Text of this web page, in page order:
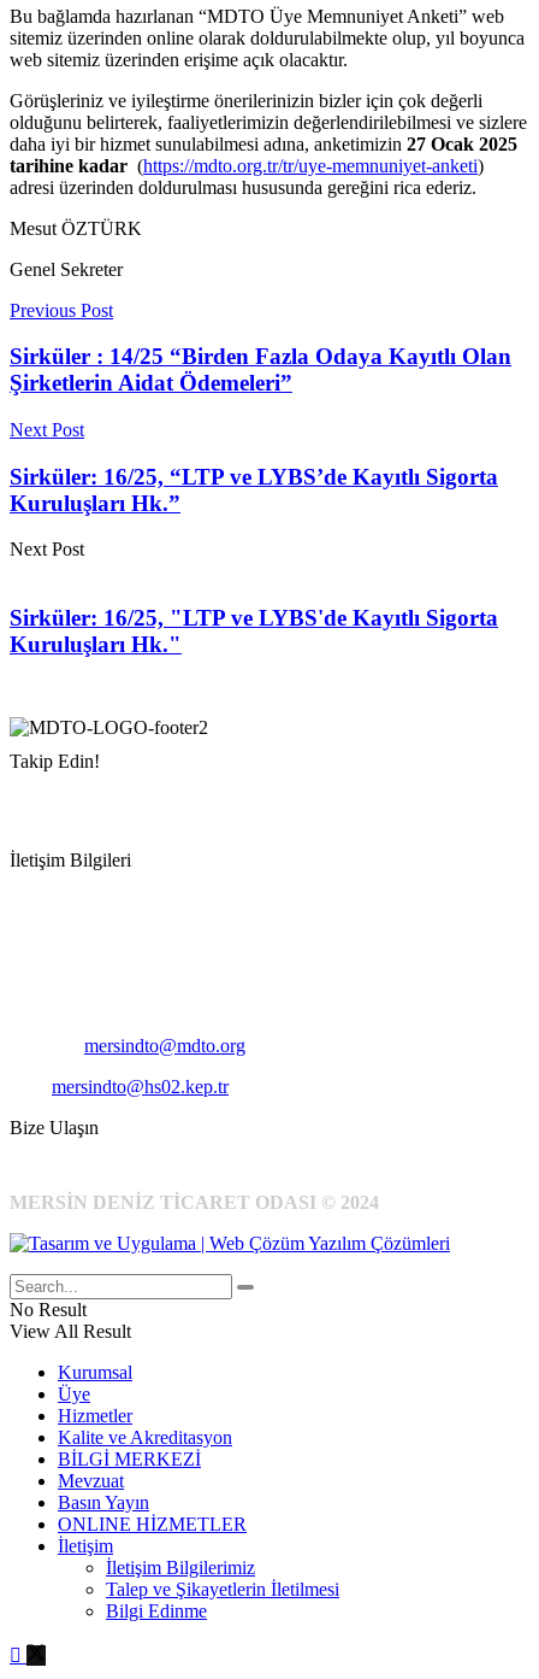
Bu bağlamda hazırlanan “MDTO Üye Memnuniyet Anketi” web
sitemiz üzerinden online olarak doldurulabilmekte olup, yıl boyunca
web sitemiz üzerinden erişime açık olacaktır.
Görüşleriniz ve iyileştirme önerilerinizin bizler için çok değerli
olduğunu belirterek, faaliyetlerimizin değerlendirilebilmesi ve sizlere
daha iyi bir hizmet sunulabilmesi adına, anketimizin 27 Ocak 2025
tarihine kadar (https://mdto.org.tr/tr/uye-memnuniyet-anketi)
adresi üzerinden doldurulması hususunda gereğini rica ederiz.
Mesut ÖZTÜRK
Genel Sekreter
Previous Post
Sirküler : 14/25 “Birden Fazla Odaya Kayıtlı Olan
Şirketlerin Aidat Ödemeleri”
Next Post
Sirküler: 16/25, “LTP ve LYBS’de Kayıtlı Sigorta
Kuruluşları Hk.”
Next Post
Sirküler: 16/25, "LTP ve LYBS'de Kayıtlı Sigorta
Kuruluşları Hk."
Takip Edin!
İletişim Bilgileri
mersindto@mdto.org
mersindto@hs02.kep.tr
Bize Ulaşın
MERSİN DENİZ TİCARET ODASI © 2024
No Result
View All Result
Kurumsal
Üye
Hizmetler
Kalite ve Akreditasyon
BİLGİ MERKEZİ
Mevzuat
Basın Yayın
ONLINE HİZMETLER
İletişim
İletişim Bilgilerimiz
Talep ve Şikayetlerin İletilmesi
Bilgi Edinme